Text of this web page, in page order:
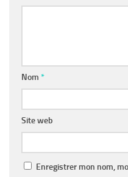
Nom *
Site web
Enregistrer mon nom,